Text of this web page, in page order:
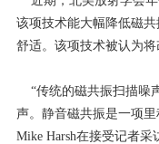
该项技术能大幅降低磁
舒适。该项技术被认为
“传统的磁共振扫描噪
声。静音磁共振是一项
Mike Harsh在接受记者采